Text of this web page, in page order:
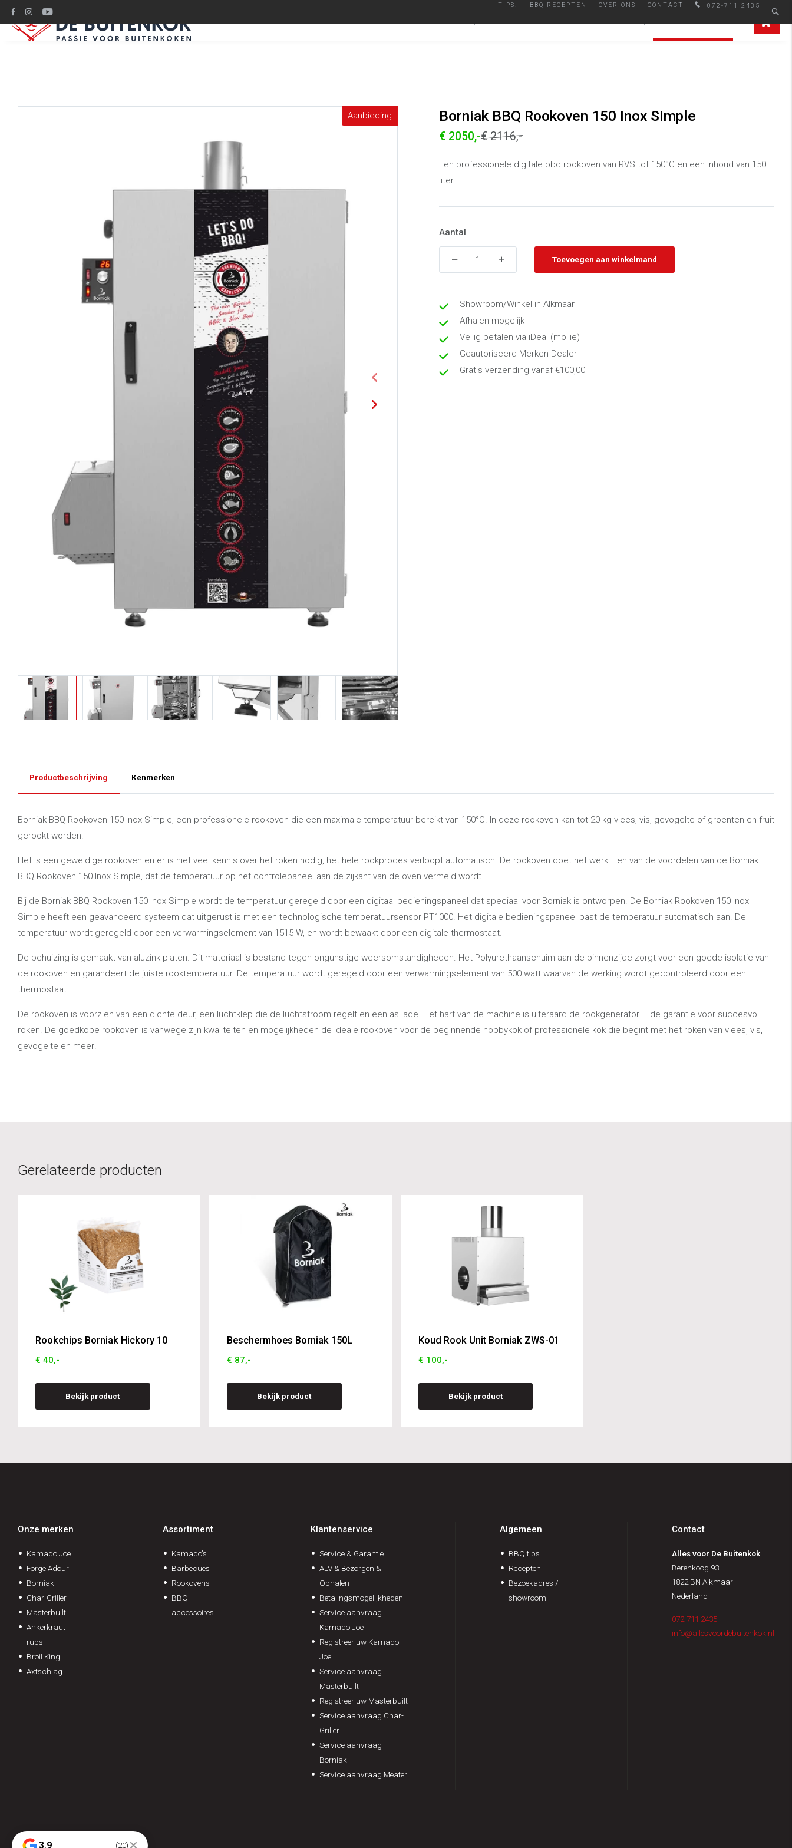
072-711 2435
TIPS! BBQ RECEPTEN OVER ONS CONTACT
0
Aanbieding Borniak BBQ Rookoven 150 Inox Simple
€ 2050,-€ 2116,-
Een professionele digitale bbq rookoven van RVS tot 150°C en een inhoud van 150
liter.
Aantal
Toevoegen aan winkelmand
Showroom/Winkel in Alkmaar
Afhalen mogelijk
Veilig betalen via iDeal (mollie)
Geautoriseerd Merken Dealer
Gratis verzending vanaf €100,00
Productbeschrijving Kenmerken
Borniak BBQ Rookoven 150 Inox Simple, een professionele rookoven die een maximale temperatuur bereikt van 150°C. In deze rookoven kan tot 20 kg vlees, vis, gevogelte of groenten en fruit
gerookt worden.
Het is een geweldige rookoven en er is niet veel kennis over het roken nodig, het hele rookproces verloopt automatisch. De rookoven doet het werk! Een van de voordelen van de Borniak
BBQ Rookoven 150 Inox Simple, dat de temperatuur op het controlepaneel aan de zijkant van de oven vermeld wordt.
Bij de Borniak BBQ Rookoven 150 Inox Simple wordt de temperatuur geregeld door een digitaal bedieningspaneel dat speciaal voor Borniak is ontworpen. De Borniak Rookoven 150 Inox
Simple heeft een geavanceerd systeem dat uitgerust is met een technologische temperatuursensor PT1000. Het digitale bedieningspaneel past de temperatuur automatisch aan. De
temperatuur wordt geregeld door een verwarmingselement van 1515 W, en wordt bewaakt door een digitale thermostaat.
De behuizing is gemaakt van aluzink platen. Dit materiaal is bestand tegen ongunstige weersomstandigheden. Het Polyurethaanschuim aan de binnenzijde zorgt voor een goede isolatie van
de rookoven en garandeert de juiste rooktemperatuur. De temperatuur wordt geregeld door een verwarmingselement van 500 watt waarvan de werking wordt gecontroleerd door een
thermostaat.
De rookoven is voorzien van een dichte deur, een luchtklep die de luchtstroom regelt en een as lade. Het hart van de machine is uiteraard de rookgenerator – de garantie voor succesvol
roken. De goedkope rookoven is vanwege zijn kwaliteiten en mogelijkheden de ideale rookoven voor de beginnende hobbykok of professionele kok die begint met het roken van vlees, vis,
gevogelte en meer!
Gerelateerde producten
Rookchips Borniak Hickory 10
€ 40,-
Bekijk product
Beschermhoes Borniak 150L
€ 87,-
Bekijk product
Koud Rook Unit Borniak ZWS-01
€ 100,-
Bekijk product
Onze merken
Kamado Joe
Forge Adour
Borniak
Char-Griller
Masterbuilt
Ankerkraut
rubs
Broil King
Axtschlag
Assortiment
Kamado's
Barbecues
Rookovens
BBQ
accessoires
Klantenservice
Service & Garantie
ALV & Bezorgen &
Ophalen
Betalingsmogelijkheden
Service aanvraag
Kamado Joe
Registreer uw Kamado
Joe
Service aanvraag
Masterbuilt
Registreer uw Masterbuilt
Service aanvraag Char-
Griller
Service aanvraag
Borniak
Service aanvraag Meater
Algemeen
BBQ tips
Recepten
Bezoekadres /
showroom
Contact
Alles voor De Buitenkok
Berenkoog 93
1822 BN Alkmaar
Nederland
072-711 2435
info@allesvoordebuitenkok.nl
3.9 (20)